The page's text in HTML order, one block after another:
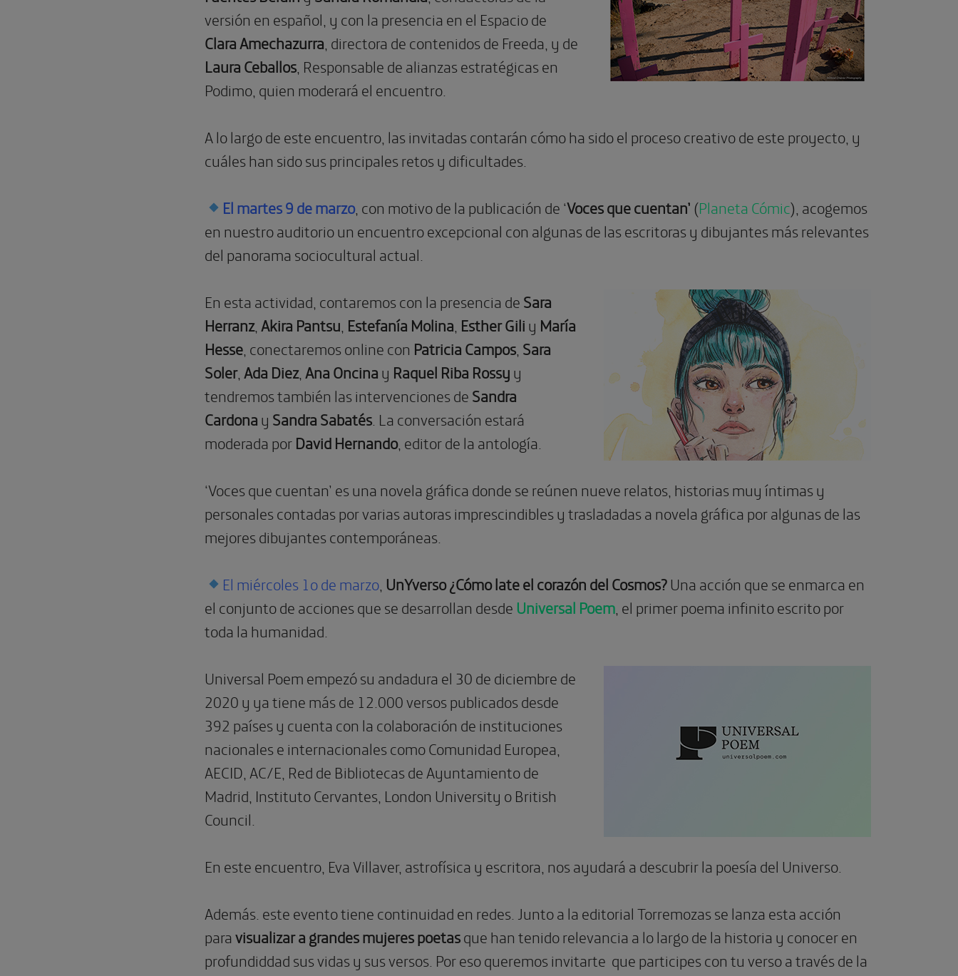
versión en español, y con la presencia en el Espacio de
Clara Amechazurra , directora de contenidos de Freeda, y de
Laura Ceballos , Responsable de alianzas estratégicas en
Podimo, quien moderará el encuentro.
A lo largo de este encuentro, las invitadas contarán cómo ha sido el proceso creativo de este proyecto, y
cuáles han sido sus principales retos y dificultades.
El martes 9 de marzo, con motivo de la publicación de ‘Voces que cuentan’(Planeta Cómic), acogemos
en nuestro auditorio un encuentro excepcional con algunas de las escritoras y dibujantes más relevantes
del panorama sociocultural actual.
En esta actividad, contaremos con la presencia deSara
Herranz, Akira Pantsu Estefanía Molina Esther Giliy María
Hesse , conectaremos online con Patricia Campos Sara
Soler, Ada Diez, Ana Oncinay Raquel Riba Rossyy
tendremos también las intervenciones deSandra
Cardonay Sandra Sabatés . La conversación estará
moderada porDavid Hernando, editor de la antología.
‘Voces que cuentan’ es una novela gráfica donde se reúnen nueve relatos, historias muy íntimas y
personales contadas por varias autoras imprescindibles y trasladadas a novela gráfica por algunas de las
mejores dibujantes contemporáneas.
El miércoles 1o de marzo UnYverso ¿Cómo late el corazón del Cosmos?Una acción que se enmarca en
el conjunto de acciones que se desarrollan desdeUniversal Poem , el primer poema infinito escrito por
toda la humanidad.
Universal Poem empezó su andadura el 30 de diciembre de
2020 y ya tiene más de 12.000 versos publicados desde
392 países y cuenta con la colaboración de instituciones
nacionales e internacionales como Comunidad Europea,
AECID, AC/E, Red de Bibliotecas de Ayuntamiento de
Madrid, Instituto Cervantes, London University o British
Council.
En este encuentro, Eva Villaver, astrofísica y escritora, nos ayudará a descubrir la poesía del Universo.
Además. este evento tiene continuidad en redes. Junto a la editorial Torremozas se lanza esta acción
paravisualizar a grandes mujeres poetasque han tenido relevancia a lo largo de la historia y conocer en
profundiddad sus vidas y sus versos. Por eso queremos invitarte que participes con tu verso a través de la